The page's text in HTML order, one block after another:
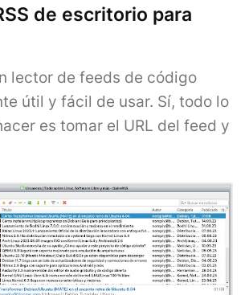
de escritorio para
lector de feeds de código
útil y fácil de usar. Sí, todo lo
es tomar el URL del feed y